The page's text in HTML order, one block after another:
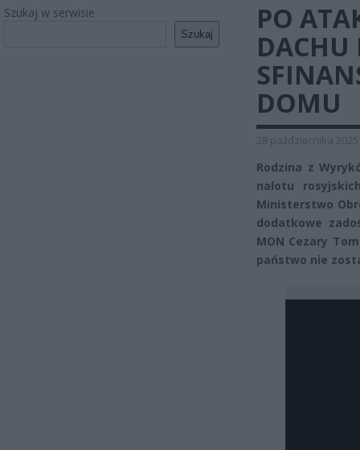
Szukaj w serwisie
Szukaj
PO
DOMU
28 października 2025
Rodzina z
nalotu
Ministerstwo
dodatkowe
MON Cezary
państwo nie